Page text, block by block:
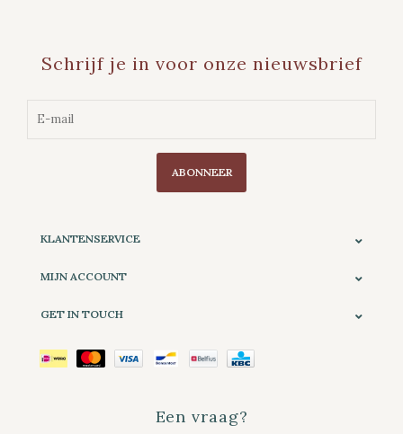
Schrijf je in voor onze nieuwsbrief
ABONNEER
KLANTENSERVICE
MIJN ACCOUNT
GET IN TOUCH
Een vraag?